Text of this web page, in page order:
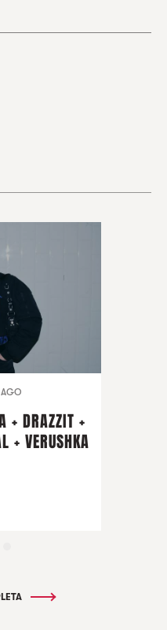
+ DRAZZIT +
+ VERUSHKA